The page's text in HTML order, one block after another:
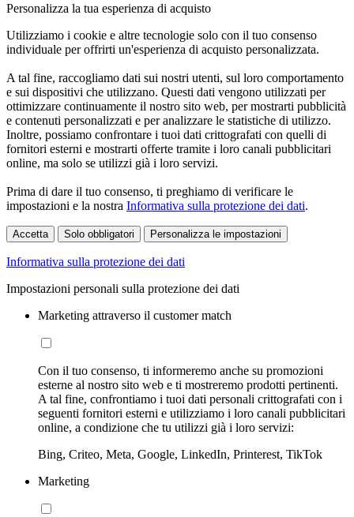
Personalizza la tua esperienza di acquisto
Utilizziamo i cookie e altre tecnologie solo con il tuo consenso
individuale per offrirti un'esperienza di acquisto personalizzata.
A tal fine, raccogliamo dati sui nostri utenti, sul loro comportamento
e sui dispositivi che utilizzano. Questi dati vengono utilizzati per
ottimizzare continuamente il nostro sito web, per mostrarti pubblicità
e contenuti personalizzati e per analizzare le statistiche di utilizzo.
Inoltre, possiamo confrontare i tuoi dati crittografati con quelli di
fornitori esterni e mostrarti offerte tramite i loro canali pubblicitari
online, ma solo se utilizzi già i loro servizi.
Prima di dare il tuo consenso, ti preghiamo di verificare le
impostazioni e la nostra Informativa sulla protezione dei dati.
Accetta Solo obbligatori Personalizza le impostazioni
Informativa sulla protezione dei dati
Impostazioni personali sulla protezione dei dati
Marketing attraverso il customer match
Con il tuo consenso, ti informeremo anche su promozioni
esterne al nostro sito web e ti mostreremo prodotti pertinenti.
A tal fine, confrontiamo i tuoi dati personali crittografati con i
seguenti fornitori esterni e utilizziamo i loro canali pubblicitari
online, a condizione che tu utilizzi già i loro servizi:
Bing, Criteo, Meta, Google, LinkedIn, Printerest, TikTok
Marketing